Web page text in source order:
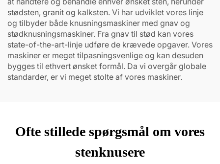
stødsten, granit og kalksten. Vi har udviklet vores linje
og tilbyder både knusningsmaskiner med gnav og
stødknusningsmaskiner. Fra gnav til stød kan vores
state-of-the-art-linje udføre de krævede opgaver. Vores
maskiner er meget tilpasningsvenlige og kan desuden
bygges til ethvert ønsket formål. Da vi overgår globale
standarder, er vi meget stolte af vores maskiner.
Ofte stillede spørgsmål om vores
stenknusere